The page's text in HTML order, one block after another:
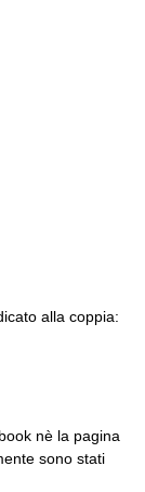
alla coppia:
nè la pagina
sono stati